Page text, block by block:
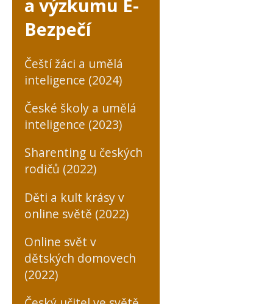
a výzkumu E-
Bezpečí
Čeští žáci a umělá
inteligence (2024)
České školy a umělá
inteligence (2023)
Sharenting u českých
rodičů (2022)
Děti a kult krásy v
online světě (2022)
Online svět v
dětských domovech
(2022)